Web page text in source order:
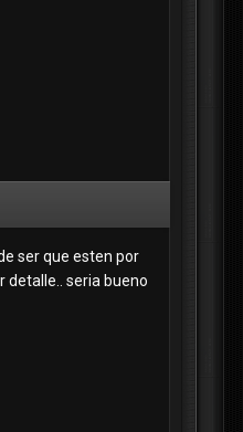
ser que esten por
detalle.. seria bueno